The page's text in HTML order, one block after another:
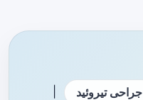
جراحی تیروئید